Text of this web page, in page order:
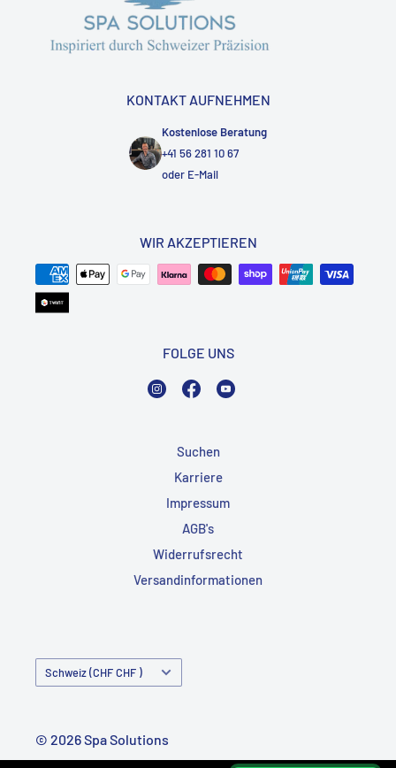
KONTAKT AUFNEHMEN
Kostenlose Beratung
+41 56 281 10 67
oder E-Mail
WIR AKZEPTIEREN
FOLGE UNS
InstagramFacebook
Suchen
Karriere
Impressum
AGB's
Widerrufsrecht
Versandinformationen
Land/Region Schweiz (CHF CHF )
© 2026 Spa Solutions